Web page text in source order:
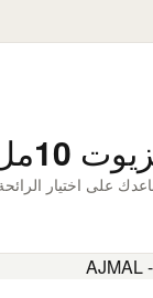
10مل
على اختيار الرائحة